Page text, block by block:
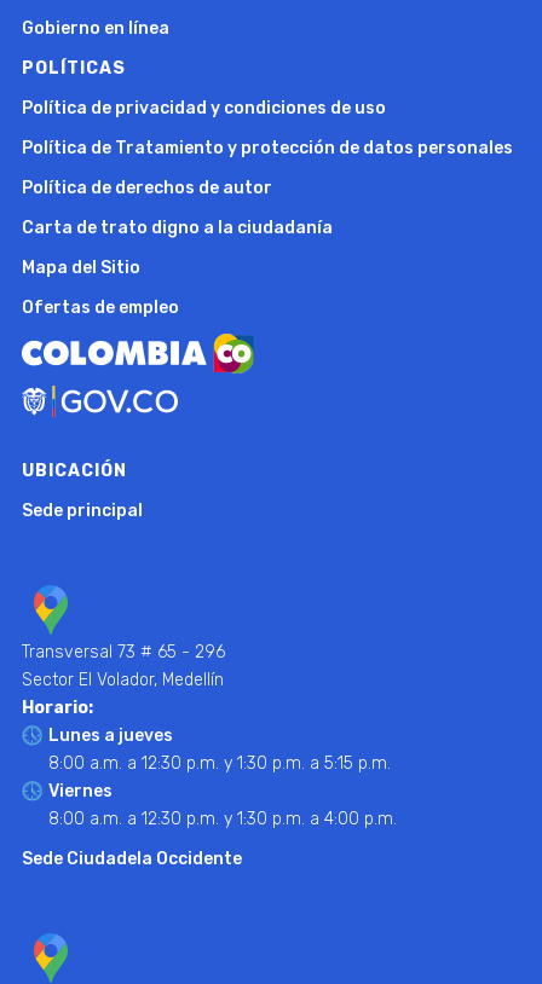
Gobierno en línea
POLÍTICAS
Política de privacidad y condiciones de uso
Política de Tratamiento y protección de datos personales
Política de derechos de autor
Carta de trato digno a la ciudadanía
Mapa del Sitio
Ofertas de empleo
UBICACIÓN
Sede principal
Transversal 73 # 65 - 296
Sector El Volador, Medellín
Horario:
Lunes a jueves
8:00 a.m. a 12:30 p.m. y 1:30 p.m. a 5:15 p.m.
Viernes
8:00 a.m. a 12:30 p.m. y 1:30 p.m. a 4:00 p.m.
Sede Ciudadela Occidente